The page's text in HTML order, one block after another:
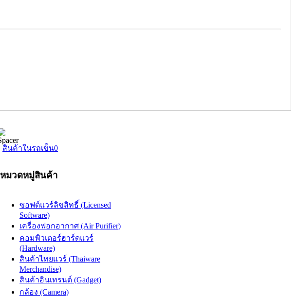
สินค้าในรถเข็น0
หมวดหมู่สินค้า
ซอฟต์แวร์ลิขสิทธิ์ (Licensed
Software)
เครื่องฟอกอากาศ (Air Purifier)
คอมพิวเตอร์ฮาร์ดแวร์
(Hardware)
สินค้าไทยแวร์ (Thaiware
Merchandise)
สินค้าอินเทรนด์ (Gadget)
กล้อง (Camera)